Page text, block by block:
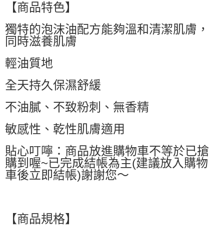
萊爾富取貨付款
每筆NT$60，滿NT$599(含以上)免運費
付款後萊爾富取貨
每筆NT$60，滿NT$599(含以上)免運費
7-11付款取貨
每筆NT$60，滿NT$599(含以上)免運費
付款後7-11取貨
每筆NT$60，滿NT$599(含以上)免運費
每筆NT$80，滿NT$799(含以上)免運費
國家/地區配送0330
【商品特色】
獨特的泡沫油配方能夠溫和清潔肌膚，
同時滋養肌膚
輕油質地
全天持久保濕舒緩
不油膩、不致粉刺、無香精
敏感性、乾性肌膚適用
貼心叮嚀：商品放進購物車不等於已搶
購到喔~已完成結帳為主(建議放入購物
車後立即結帳)謝謝您～
【商品規格】